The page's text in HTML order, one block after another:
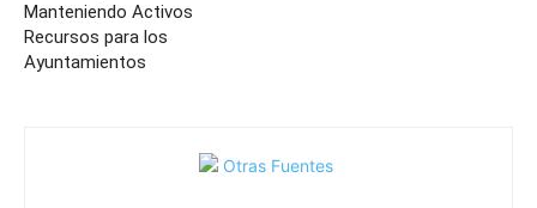
Manteniendo Activos
Recursos para los
Ayuntamientos